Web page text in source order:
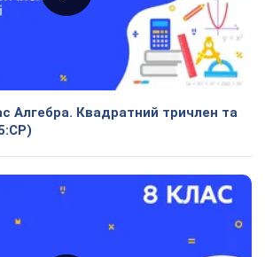
Алгебра. Квадратний тричлен та